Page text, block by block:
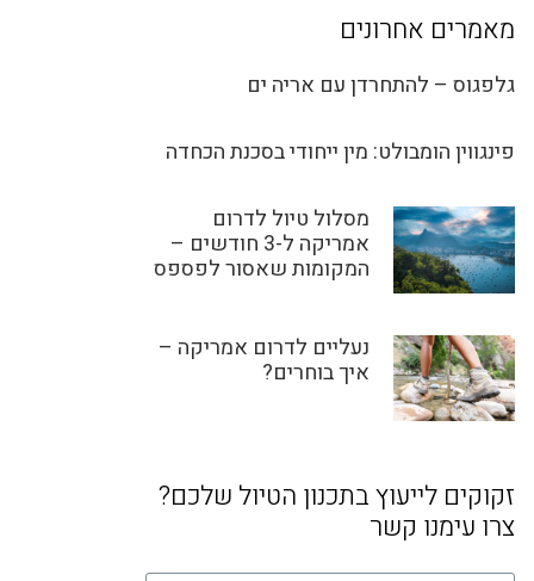
מאמרים אחרונים
גלפגוס – להתחרדן עם אריה ים
פינגווין הומבולט: מין ייחודי בסכנת הכחדה
מסלול טיול לדרום
אמריקה ל-3 חודשים –
המקומות שאסור לפספס
נעליים לדרום אמריקה –
איך בוחרים?
זקוקים לייעוץ בתכנון הטיול שלכם?
צרו עימנו קשר